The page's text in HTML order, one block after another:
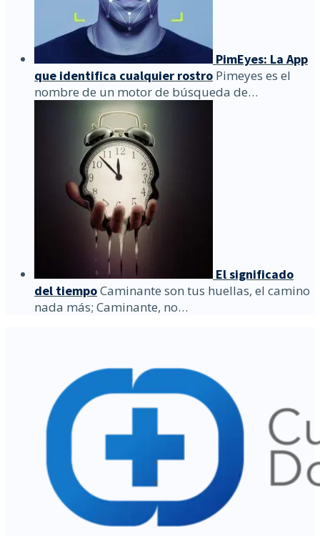
PimEyes: La App
que identifica cualquier rostro Pimeyes es el
nombre de un motor de búsqueda de…
El significado
del tiempoCaminante son tus huellas, el camino
nada más; Caminante, no…